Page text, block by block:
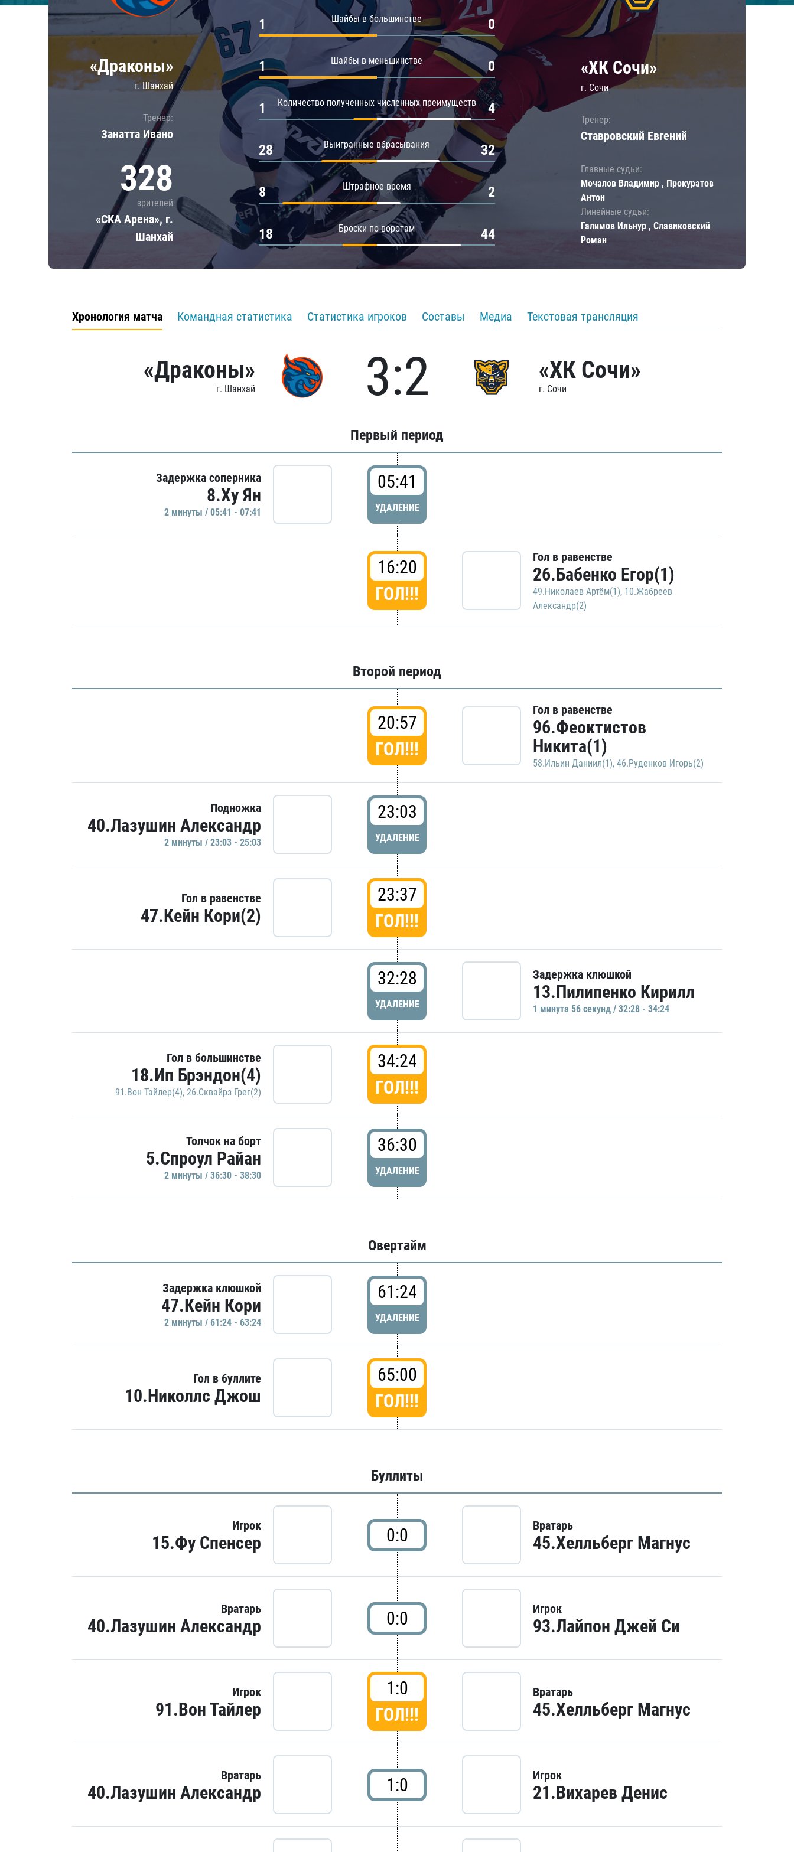
Локомотив
Шанхайские Драконы
Амур
Барыс
Салават Юлаев
«Драконы»
г. Шанхай
Тренер:
Занатта Иванo
328
зрителей
«СКА Арена», г.
Шанхай
Шайбы в большинстве
1 0
Шайбы в меньшинстве
1 0
Количество полученных численных преимуществ
1 4
Выигранные вбрасывания
28 32
Штрафное время
8 2
Броски по воротам
18 44
«ХК Сочи»
г. Сочи
Тренер:
Ставровский Евгений
Главные судьи:
Мочалов Владимир , Прокуратов
Антон
Линейные судьи:
Галимов Ильнур , Славиковский
Роман
Хронология матча Командная статистика Статистика игроков Составы Медиа Текстовая трансляция
«Драконы»
г. Шанхай 3:2 «ХК Сочи»
г. Сочи
Первый период
Задержка соперника
8.Ху Ян
2 минуты / 05:41 - 07:41
05:41
УДАЛЕНИЕ
16:20
ГОЛ!!!
Гол в равенстве
26.Бабенко Егор(1)
49.Николаев Артём(1), 10.Жабреев
Александр(2)
Второй период
20:57
ГОЛ!!!
Гол в равенстве
96.Феоктистов
Никита(1)
58.Ильин Даниил(1), 46.Руденков Игорь(2)
Подножка
40.Лазушин Александр
2 минуты / 23:03 - 25:03
23:03
УДАЛЕНИЕ
Гол в равенстве
47.Кейн Кори(2)
23:37
ГОЛ!!!
32:28
УДАЛЕНИЕ
Задержка клюшкой
13.Пилипенко Кирилл
1 минутa 56 секунд / 32:28 - 34:24
Гол в большинстве
18.Ип Брэндон(4)
91.Вон Тайлер(4), 26.Сквайрз Грег(2)
34:24
ГОЛ!!!
Толчок на борт
5.Спроул Райан
2 минуты / 36:30 - 38:30
36:30
УДАЛЕНИЕ
Овертайм
Задержка клюшкой
47.Кейн Кори
2 минуты / 61:24 - 63:24
61:24
УДАЛЕНИЕ
Гол в буллите
10.Николлс Джош
65:00
ГОЛ!!!
Буллиты
Игрок
15.Фу Спенсер 0:0 Вратарь
45.Хелльберг Магнус
Вратарь
40.Лазушин Александр 0:0 Игрок
93.Лайпон Джей Си
Игрок
91.Вон Тайлер
1:0
ГОЛ!!!
Вратарь
45.Хелльберг Магнус
Вратарь
40.Лазушин Александр 1:0 Игрок
21.Вихарев Денис